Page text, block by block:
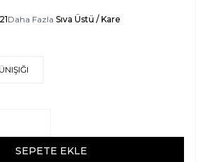
Daha Fazla Sıva Üstü / Kare
SEPETE EKLE